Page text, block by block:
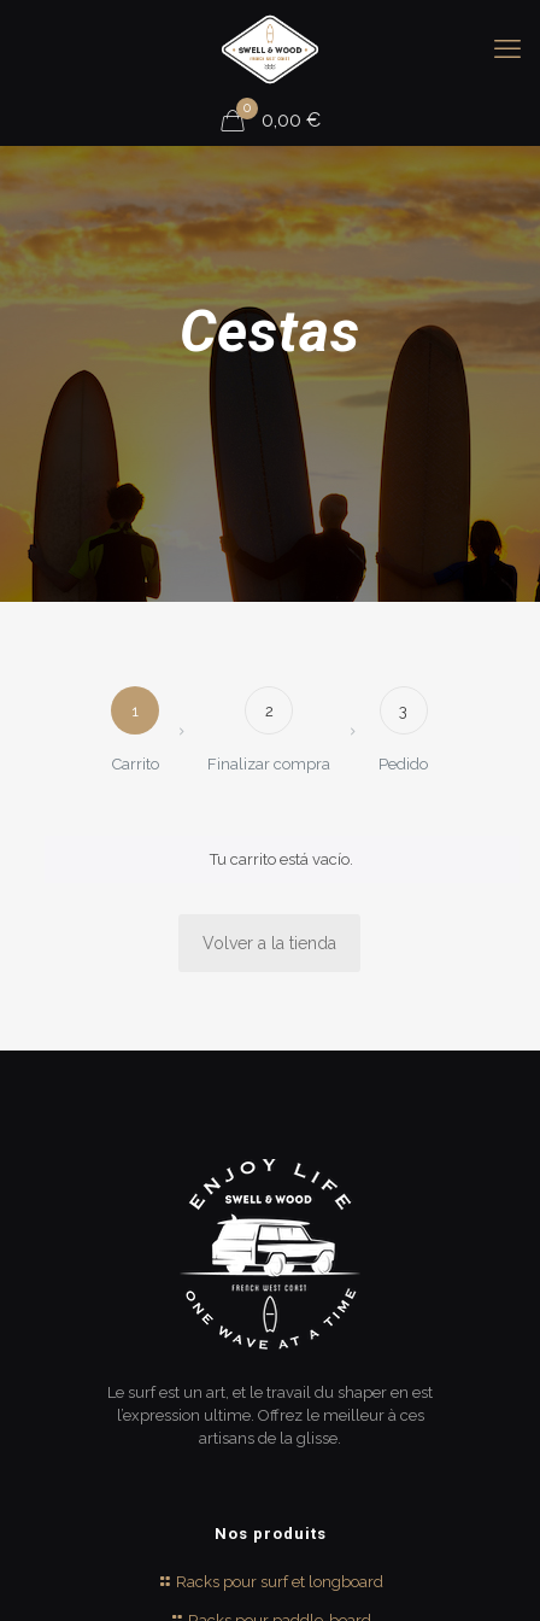
0
0,00 €
Cestas
1
Carrito
2
Finalizar compra
3
Pedido
Tu carrito está vacío.
Volver a la tienda
Le surf est un art, et le travail du shaper en est
l’expression ultime. Offrez le meilleur à ces
artisans de la glisse.
Nos produits
Racks pour surf et longboard